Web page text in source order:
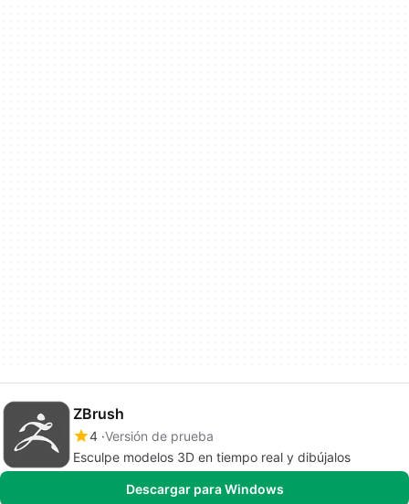
ZBrush
4 Versión de prueba
Esculpe modelos 3D en tiempo real y dibújalos
Descargar para Windows